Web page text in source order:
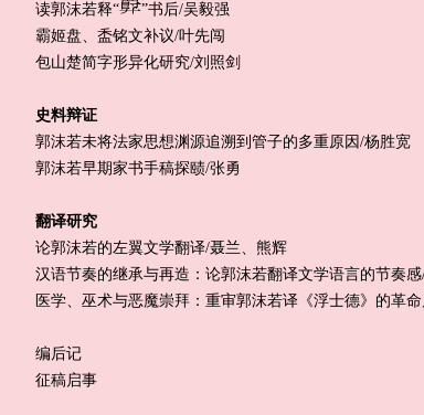
读郭沫若释“
”书后/吴毅强
霸姬盘、盉铭文补议/叶先闯
包山楚简字形异化研究/刘照剑
史料辩证
郭沫若未将法家思想渊源追溯到管子的多重原因/杨胜宽
郭沫若早期家书手稿探赜/张勇
翻译研究
论郭沫若的左翼文学翻译/聂兰、熊辉
汉语节奏的继承与再造：论郭沫若翻译文学语言的节奏
医学、巫术与恶魔崇拜：重审郭沫若译《浮士德》的革
编后记
征稿启事